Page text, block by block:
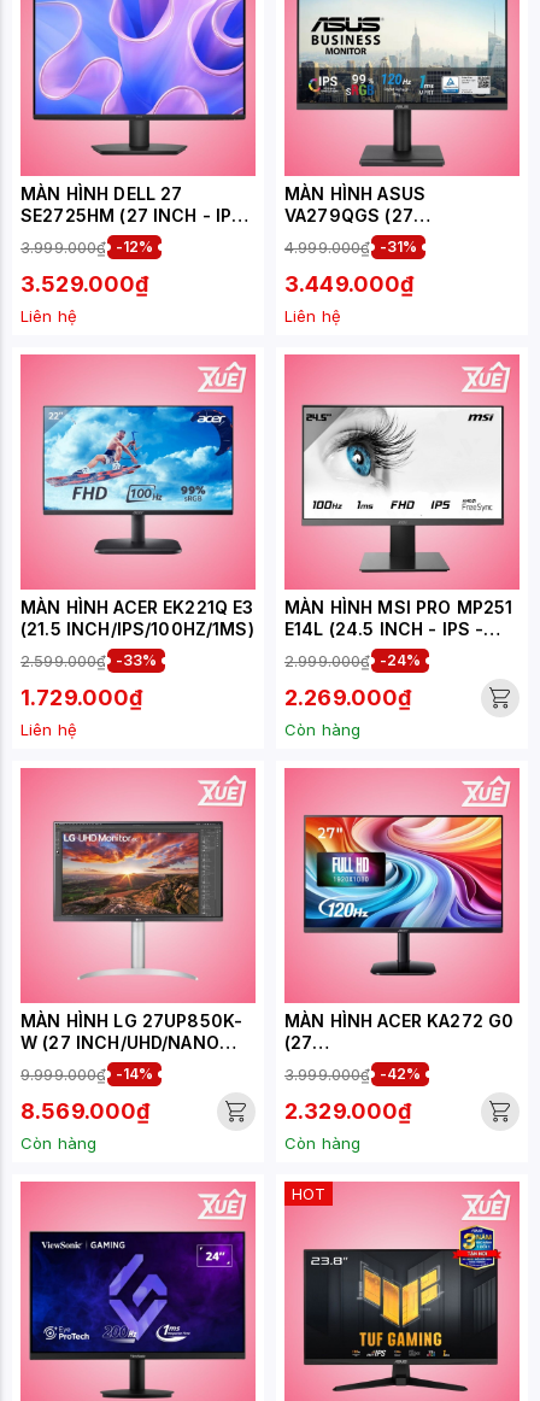
MÀN HÌNH DELL 27
SE2725HM (27 INCH - IPS
- FHD - 100HZ - 5MS)
3.999.000₫ -12%
3.529.000₫
Liên hệ
MÀN HÌNH ASUS
VA279QGS (27
INCH/FHD/IPS/120HZ/1MS/
LOA)
4.999.000₫ -31%
3.449.000₫
Liên hệ
MÀN HÌNH ACER EK221Q E3
(21.5 INCH/IPS/100HZ/1MS)
2.599.000₫ -33%
1.729.000₫
Liên hệ
MÀN HÌNH MSI PRO MP251
E14L (24.5 INCH - IPS -
FHD - 144HZ - 1MS)
2.999.000₫ -24%
2.269.000₫
Còn hàng
MÀN HÌNH LG 27UP850K-
W (27 INCH/UHD/NANO
IPS/60HZ/5MS/LOA)
9.999.000₫ -14%
8.569.000₫
Còn hàng
MÀN HÌNH ACER KA272 G0
(27
INCH/FHD/IPS/120HZ/1MS)
3.999.000₫ -42%
2.329.000₫
Còn hàng
HOT